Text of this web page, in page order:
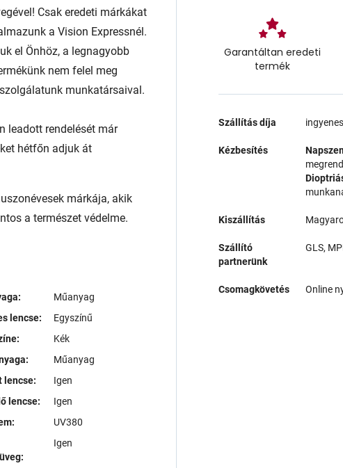
Csak eredeti márkákat
a Vision Expressnél.
el Önhöz, a legnagyobb
nem felel meg
munkatársaival.
leadott rendelését már
hétfőn adjuk át
márkája, akik
a természet védelme.
Műanyag
lencse:
Egyszínű
Kék
Műanyag
lencse:
Igen
lencse:
Igen
UV380
Igen
Garantáltan eredeti
termék
Szállítás díja ingyenes
Kézbesítés
Kiszállítás
Szállító
partnerünk
GLS,
Csomagkövetés Online